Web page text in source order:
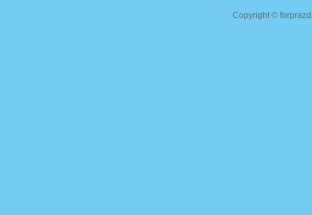
Copyright ©